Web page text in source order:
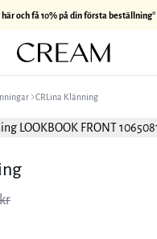
och få 10% på din första beställning*
CRLina Klänning